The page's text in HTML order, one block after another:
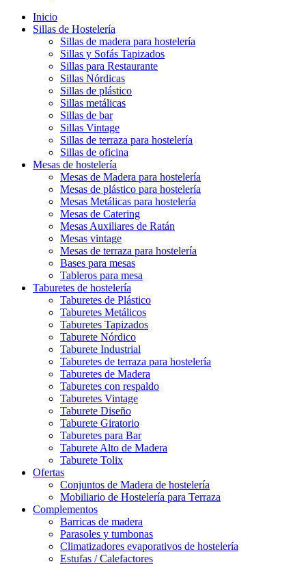
Inicio
Sillas de Hostelería
Sillas de madera para hostelería
Sillas y Sofás Tapizados
Sillas para Restaurante
Sillas Nórdicas
Sillas de plástico
Sillas metálicas
Sillas de bar
Sillas Vintage
Sillas de terraza para hostelería
Sillas de oficina
Mesas de hostelería
Mesas de Madera para hostelería
Mesas de plástico para hostelería
Mesas Metálicas para hostelería
Mesas de Catering
Mesas Auxiliares de Ratán
Mesas vintage
Mesas de terraza para hostelería
Bases para mesas
Tableros para mesa
Taburetes de hostelería
Taburetes de Plástico
Taburetes Metálicos
Taburetes Tapizados
Taburete Nórdico
Taburete Industrial
Taburetes de terraza para hostelería
Taburetes de Madera
Taburetes con respaldo
Taburetes Vintage
Taburete Diseño
Taburete Giratorio
Taburetes para Bar
Taburete Alto de Madera
Taburete Tolix
Ofertas
Conjuntos de Madera de hostelería
Mobiliario de Hostelería para Terraza
Complementos
Barricas de madera
Parasoles y tumbonas
Climatizadores evaporativos de hostelería
Estufas / Calefactores